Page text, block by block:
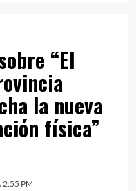
“El
la nueva
física”
2:55 PM